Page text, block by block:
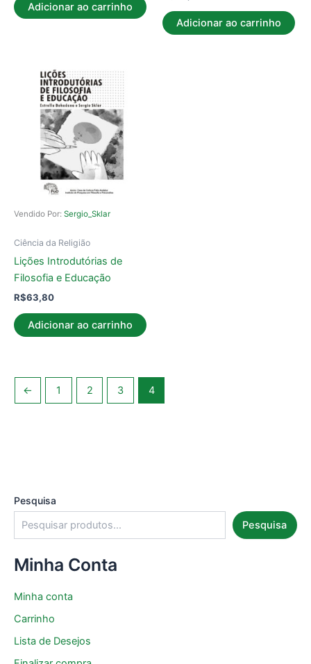
Pesquisa
Pesquisa
Minha Conta
Minha conta
Carrinho
Lista de Desejos
Adicionar ao carrinho
Adicionar ao carrinho
Vendido Por: Sergio_Sklar
Ciência da Religião
Lições Introdutórias de
Filosofia e Educação
R$63,80
Adicionar ao carrinho
← 1 2 3 4